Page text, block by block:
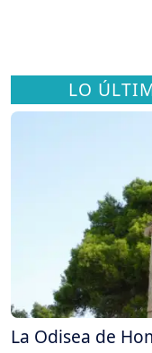
LO
La Odisea de